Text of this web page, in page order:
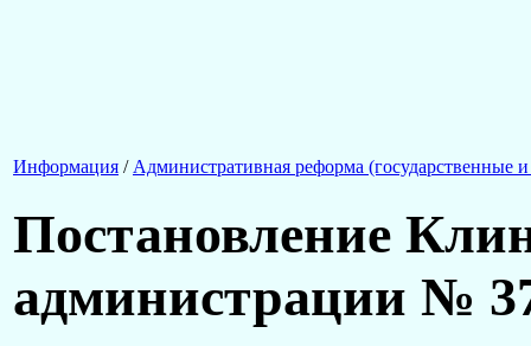
Информация / Административная реформа (государственные
Постановление
администрации №